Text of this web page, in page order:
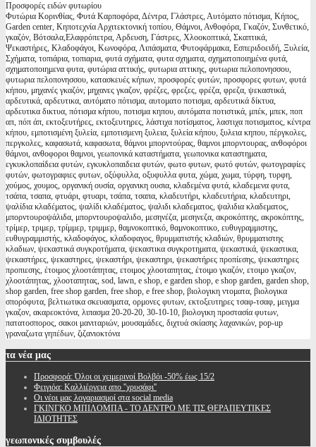
Προσφορές ειδών φυτωρίου
Φυτώρια Κορινθίας, Φυτά Καρποφόρα, Δέντρα, Γλάστρες, Αυτόματο πότισμα, Κήπος,
Garden center, Κηποτεχνία Αρχιτεκτονική τοπίου, Θάμνοι, Ανθοφόρα, Γκαζόν, Συνθετικό,
γκαζόν, Βότσαλα,Ελαφρόπετρα, Αρδευση, Γάστρες, Χλοοκοπτικά, Σκαπτικά,
Ψεκαστήρες, Κλαδοφάγοι, Κωνοφόρα, Λιπάσματα, Φυτοφάρμακα, Εσπεριδοειδή, Ξυλεία,
Σχήματα, τοπιάρια, τοπιαρια, φυτά σχήματα, φυτα σχηματα, σχηματοποιημένα φυτά,
σχηματοποιημενα φυτα, φυτώρια αττικής, φυτωρια αττικης, φυτωρια πελοπονησσου,
φυτωρια πελοπονησσου, κατασκευές κήπων, προσφορές φυτών, προσφορες φυτων, φυτά
κήπου, μηχανές γκαζόν, μηχανες γκαζον, φρέζες, φρεζες, φρέζα, φρεζα, ψεκαστικά,
αρδευτικά, αρδευτικα, αυτόματο πότισμα, αυτοματο ποτισμα, αρδευτικά δίκτυα,
αρδευτικα δικτυα, πότισμα κήπου, ποτισμα κηπου, αυτόματα ποτιστικά, μπέκ, μπεκ, ποπ
απ, πόπ άπ, εκτοξευτήρες, εκτοξευτηρες, λάστιχα ποτίσματος, λαστιχα ποτισματος, κέντρα
κήπου, εμποτισμένη ξυλεία, εμποτισμενη ξυλεια, ξυλεία κήπου, ξυλεια κηπου, πέργκολες,
περγκολες, καφασωτά, καφασωτα, θάμνοι μπορντούρας, θαμνοι μπορντουρας, ανθοφόροι
θάμνοι, ανθοφοροι θαμνοι, γεωπονικά καταστήματα, γεωπονικα καταστηματα,
εγκυκλοπαίδεια φυτών, εγκυκλοπαιδεια φυτών, φωτο φυτων, φωτό φυτών, φωτογραφίες
φυτών, φωτογραφιες φυτων, οξύφυλλα, οξυφυλλα φυτα, χώμα, χωμα, τύρφη, τυρφη,
χούμος, χουμος, οργανική ουσία, οργανικη ουσια, κλαδεμένα φυτά, κλαδεμενα φυτα,
τσάπα, τσαπα, φτυάρι, φτυαρι, τσάπα, τσαπα, κλαδευτήρι, κλαδευτήρια, κλαδευτηρι,
ψαλίδια κλαδέματος, ψαλίδι κλαδέματος, ψαλιδι κλαδεματος, ψαλιδια κλαδεματος,
μπορντουροψάλιδα, μπορντουροψαλιδο, μεσηνέζα, μεσηνεζα, ακροκόπτης, ακροκόπτης,
τρίμερ, τριμερ, τρίμμερ, τριμμερ, θαμνοκοπτικό, θαμνοκοπτικο, ευθυγραμμιστης,
ευθυγραμμιστής, κλαδοφάγος, κλαδοφαγος, θρυμματιστής κλαδιών, θρυμματιστης
κλαδιων, ψεκαστικά συγκροτήματα, ψεκαστικα συγκροτηματα, ψεκαστικά, ψεκαστικα,
ψεκαστήρες, ψεκαστηρες, ψεκαστήρι, ψεκαστηρι, ψεκαστήρες προπίεσης, ψεκαστηρες
προπιεσης, έτοιμος χλοοτάπητας, ετοιμος χλοοταπητας, έτοιμο γκαζόν, ετοιμο γκαζον,
χλοοτάπητας, χλοοταπητας, sod, lawn, e shop, e garden shop, e shop garden, garden shop,
shop garden, free shop garden, free shop, e free shop, βιολογικη ντοματα, βιολογικα
σπορόφυτα, βελτιωτικα σκευασματα, ορμονες φυτων, εκτοξευτηρες τσαφ-τσαφ, μειγμα
γκαζον, ακαρεοκτόνα, λιπασμα 20-20-20, 30-10-10, βιολογικη προστασία φυτων,
πατατοσπορος, σακοι μανιταριών, μουσαμάδες, διχτυά σκίασης λαχανικών, pop-up
γραναζωτα γηπέδων, ζιζανιοκτόνα
τα νέα μας
Προσφορά: Όλοι οι χειμερινοί Βολβόι -50% έως 15/2
Φειγιόα: Καλλιέργεια απο ''χρυσάφι''
Oι νέοι μας λογαριασμοί στα social media
ΓΚΙΝΓΚΟ ΜΠΙΛΟΜΠΑ - ΤΟ ΔΕΝΤΡΟ ΜΕ ΤΙΣ ΘΕΡΑΠΕΥΤΙΚΕΣ
ΙΔΙΟΤΗΤΕΣ
γεωπονικές συμβουλές